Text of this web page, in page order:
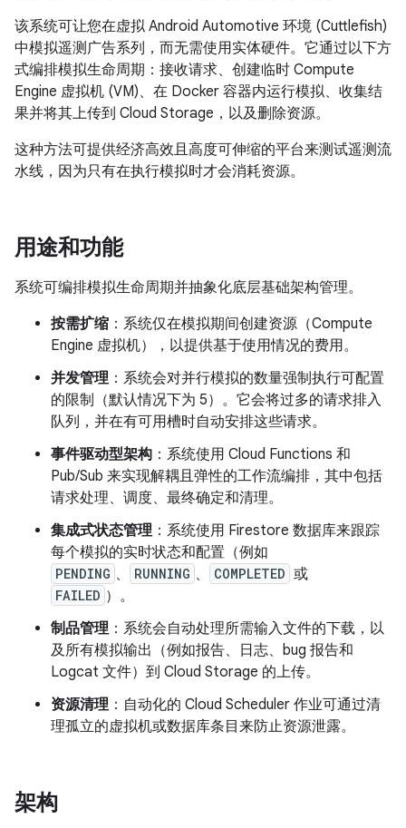
该系统可让您在虚拟 Android Automotive 环境 (Cuttlefish)
中模拟遥测广告系列，而无需使用实体硬件。它通过以下方
式编排模拟生命周期：接收请求、创建临时 Compute
Engine 虚拟机 (VM)、在 Docker 容器内运行模拟、收集结
果并将其上传到 Cloud Storage，以及删除资源。
这种方法可提供经济高效且高度可伸缩的平台来测试遥测流
水线，因为只有在执行模拟时才会消耗资源。
用途和功能
系统可编排模拟生命周期并抽象化底层基础架构管理。
按需扩缩 ：系统仅在模拟期间创建资源（Compute
Engine 虚拟机），以提供基于使用情况的费用。
并发管理：系统会对并行模拟的数量强制执行可配置
的限制（默认情况下为 5）。它会将过多的请求排入
队列，并在有可用槽时自动安排这些请求。
事件驱动型架构 ：系统使用 Cloud Functions 和
Pub/Sub 来实现解耦且弹性的工作流编排，其中包括
请求处理、调度、最终确定和清理。
集成式状态管理：系统使用 Firestore 数据库来跟踪
每个模拟的实时状态和配置（例如
PENDING 、 RUNNING 、 COMPLETED 或
FAILED ）。
制品管理：系统会自动处理所需输入文件的下载，以
及所有模拟输出（例如报告、日志、bug 报告和
Logcat 文件）到 Cloud Storage 的上传。
资源清理：自动化的 Cloud Scheduler 作业可通过清
理孤立的虚拟机或数据库条目来防止资源泄露。
架构